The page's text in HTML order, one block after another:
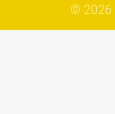
© 2026